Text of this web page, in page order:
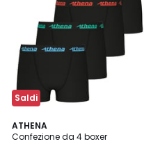
Saldi
ATHENA
Confezione da 4 boxer
2
Colori